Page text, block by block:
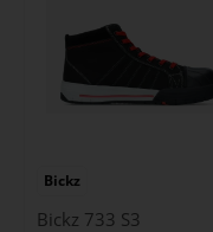
Bickz
Bickz 733 S3